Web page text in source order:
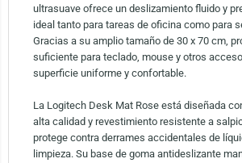
ultrasuave ofrece un deslizamiento fluido y
ideal tanto para tareas de oficina como para
Gracias a su amplio tamaño de 30 x 70 cm,
suficiente para teclado, mouse y otros
superficie uniforme y confortable.
La Logitech Desk Mat Rose está diseñada
alta calidad y revestimiento resistente a
protege contra derrames accidentales de
limpieza. Su base de goma antideslizante